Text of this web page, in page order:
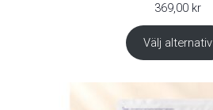
369,00 kr
Välj alternativ